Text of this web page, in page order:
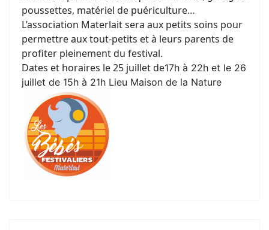
poussettes, matériel de puériculture…
L’association Materlait sera aux petits soins pour
permettre aux tout-petits et à leurs parents de
profiter pleinement du festival.
Dates et horaires le 25 juillet de17h à 22h et le 26
juillet de 15h à 21h Lieu Maison de la Nature